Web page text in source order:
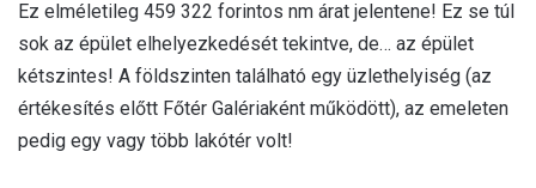
Ez elméletileg 459 322 forintos nm árat jelentene! Ez se túl
sok az épület elhelyezkedését tekintve, de… az épület
kétszintes! A földszinten található egy üzlethelyiség (az
értékesítés előtt Főtér Galériaként működött), az emeleten
pedig egy vagy több lakótér volt!